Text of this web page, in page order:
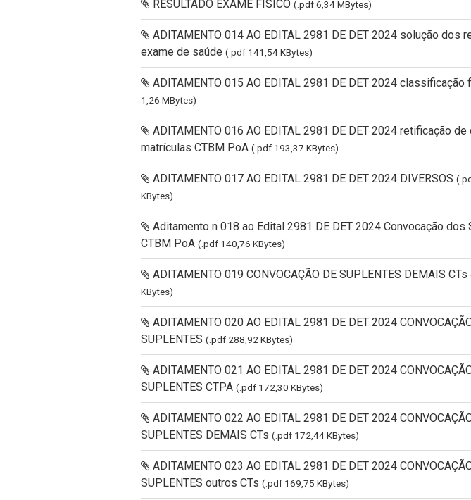
RESULTADO EXAME FÍSICO (.pdf 6,34 MBytes)
ADITAMENTO 014 AO EDITAL 2981 DE DET 2024 solução dos
exame de saúde (.pdf 141,54 KBytes)
ADITAMENTO 015 AO EDITAL 2981 DE DET 2024 classificação
1,26 MBytes)
ADITAMENTO 016 AO EDITAL 2981 DE DET 2024 retificação de
matrículas CTBM PoA (.pdf 193,37 KBytes)
ADITAMENTO 017 AO EDITAL 2981 DE DET 2024 DIVERSOS
KBytes)
Aditamento n 018 ao Edital 2981 DE DET 2024 Convocação dos
CTBM PoA (.pdf 140,76 KBytes)
ADITAMENTO 019 CONVOCAÇÃO DE SUPLENTES DEMAIS CTs
KBytes)
ADITAMENTO 020 AO EDITAL 2981 DE DET 2024
SUPLENTES (.pdf 288,92 KBytes)
ADITAMENTO 021 AO EDITAL 2981 DE DET 2024
SUPLENTES CTPA (.pdf 172,30 KBytes)
ADITAMENTO 022 AO EDITAL 2981 DE DET 2024
SUPLENTES DEMAIS CTs (.pdf 172,44 KBytes)
ADITAMENTO 023 AO EDITAL 2981 DE DET 2024
SUPLENTES outros CTs (.pdf 169,75 KBytes)